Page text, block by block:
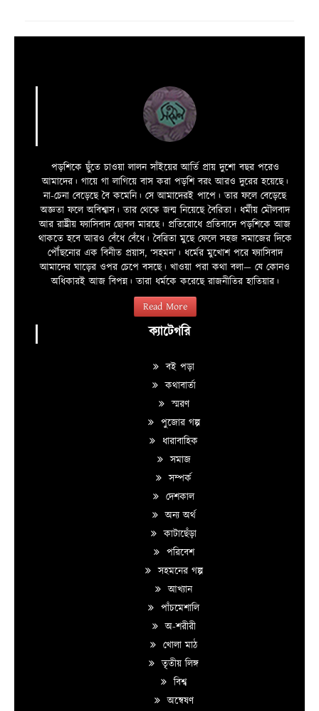
পড়শিকে ছুঁতে চাওয়া লালন সাঁইয়ের আর্তি প্রায় দুশো বছর পরেও
আমাদের। গায়ে গা লাগিয়ে বাস করা পড়শি বরং আরও দুরের হয়েছে।
না-চেনা বেড়েছে বৈ কমেনি। সে আমাদেরই পাপে। তার ফলে বেড়েছে
অজ্ঞতা ফলে অবিশ্বাস। তার থেকে জন্ম নিয়েছে বৈরিতা। ধর্মীয় মৌলবাদ
আর রাষ্ট্রীয় ফ্যাসিবাদ ছোবল মারছে। প্রতিরোধে প্রতিবাদে পড়শিকে আজ
থাকতে হবে আরও বেঁধে বেঁধে। বৈরিতা মুছে ফেলে সহজ সমাজের দিকে
পৌঁছনোর এক বিনীত প্রয়াস, ‘সহমন’। ধর্মের মুখোশ পরে ফ্যাসিবাদ
আমাদের ঘাড়ের ওপর চেপে বসছে। খাওয়া পরা কথা বলা—­­ যে কোনও
অধিকারই আজ বিপন্ন। তারা ধর্মকে করেছে রাজনীতির হাতিয়ার।
Read More
ক্যাটেগরি
বই পড়া
কথাবার্তা
স্মরণ
পুজোর গল্প
ধারাবাহিক
সমাজ
সম্পর্ক
দেশকাল
অন্য অর্থ
কাটাছেঁড়া
পরিবেশ
সহমনের গল্প
আখ্যান
পাঁচমেশালি
অ-শরীরী
খোলা মাঠ
তৃতীয় লিঙ্গ
বিশ্ব
অন্বেষণ